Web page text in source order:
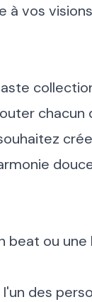
à vos
chacun
beat ou une
des